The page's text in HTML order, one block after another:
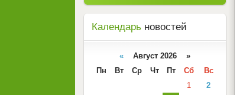
Календарь новостей
« Август 2026 »
Пн
Вт Ср Чт Пт Сб
Вс
1
2